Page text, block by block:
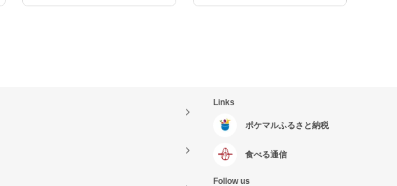
Links
ポケマルふるさと納税
食べる通信
Follow us